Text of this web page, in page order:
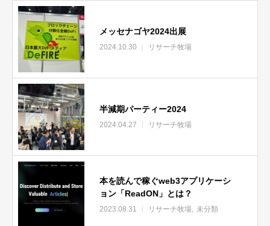
メッセナゴヤ2024出展
2024.10.30 リサーチ牧場
半減期パーティー2024
2024.04.27 リサーチ牧場
本を読んで稼ぐweb3アプリケーシ
ョン「ReadON」とは？
2023.08.31 リサーチ牧場 未分類